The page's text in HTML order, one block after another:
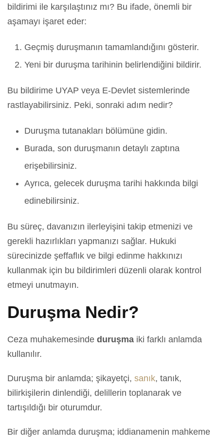
bildirimi ile karşılaştınız mı? Bu ifade, önemli bir
aşamayı işaret eder:
Geçmiş duruşmanın tamamlandığını gösterir.
Yeni bir duruşma tarihinin belirlendiğini bildirir.
Bu bildirime UYAP veya E-Devlet sistemlerinde
rastlayabilirsiniz. Peki, sonraki adım nedir?
Duruşma tutanakları bölümüne gidin.
Burada, son duruşmanın detaylı zaptına
erişebilirsiniz.
Ayrıca, gelecek duruşma tarihi hakkında bilgi
edinebilirsiniz.
Bu süreç, davanızın ilerleyişini takip etmenizi ve
gerekli hazırlıkları yapmanızı sağlar. Hukuki
sürecinizde şeffaflık ve bilgi edinme hakkınızı
kullanmak için bu bildirimleri düzenli olarak kontrol
etmeyi unutmayın.
Duruşma Nedir?
Ceza muhakemesinde duruşma iki farklı anlamda
kullanılır.
Duruşma bir anlamda; şikayetçi, sanık, tanık,
bilirkişilerin dinlendiği, delillerin toplanarak ve
tartışıldığı bir oturumdur.
Bir diğer anlamda duruşma; iddianamenin mahkeme